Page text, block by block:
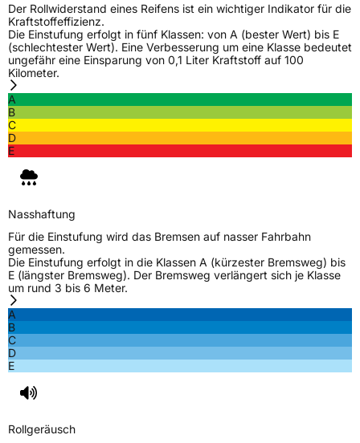
Der Rollwiderstand eines Reifens ist ein wichtiger Indikator für die
Kraftstoffeffizienz.
Die Einstufung erfolgt in fünf Klassen: von A (bester Wert) bis E
(schlechtester Wert). Eine Verbesserung um eine Klasse bedeutet
ungefähr eine Einsparung von 0,1 Liter Kraftstoff auf 100
Kilometer.
A
B
C
D
E
Nasshaftung
Für die Einstufung wird das Bremsen auf nasser Fahrbahn
gemessen.
Die Einstufung erfolgt in die Klassen A (kürzester Bremsweg) bis
E (längster Bremsweg). Der Bremsweg verlängert sich je Klasse
um rund 3 bis 6 Meter.
A
B
C
D
E
Rollgeräusch